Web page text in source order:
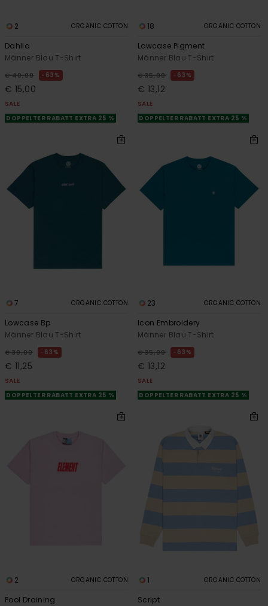
2 ORGANIC COTTON
Dahlia
Männer Blau T-Shirt
€ 40,00 63%
€ 15,00
SALE
DOPPELTER RABATT EXTRA 25 %
18 ORGANIC COTTON
Lowcase Pigment
Männer Blau T-Shirt
€ 35,00 63%
€ 13,12
SALE
DOPPELTER RABATT EXTRA 25 %
7 ORGANIC COTTON
Lowcase Bp
Männer Blau T-Shirt
€ 30,00 63%
€ 11,25
SALE
DOPPELTER RABATT EXTRA 25 %
23 ORGANIC COTTON
Icon Embroidery
Männer Blau T-Shirt
€ 35,00 63%
€ 13,12
SALE
DOPPELTER RABATT EXTRA 25 %
2 ORGANIC COTTON
Pool Draining
1 ORGANIC COTTON
Script